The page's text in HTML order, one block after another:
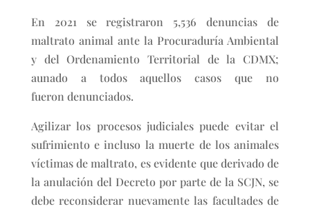
En 2021 se registraron 5,536 denuncias de
maltrato animal ante la Procuraduría Ambiental
y del Ordenamiento Territorial de la CDMX;
aunado a todos aquellos casos que no
fueron denunciados.
Agilizar los procesos judiciales puede evitar el
sufrimiento e incluso la muerte de los animales
víctimas de maltrato, es evidente que derivado de
la anulación del Decreto por parte de la SCJN, se
debe reconsiderar nuevamente las facultades de